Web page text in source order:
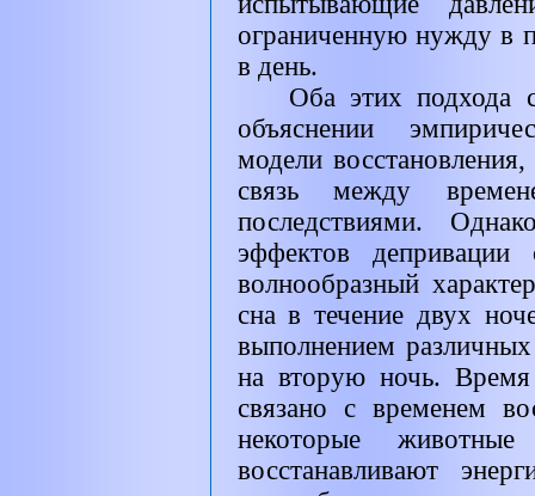
ограниченную нужду в
в день.
Оба этих подхода
объяснении
модели
связь между
последствиями.
эффектов
волнообразный
сна в течение двух
выполнением
на вторую ночь.
связано с временем
некоторые
восстанавливают